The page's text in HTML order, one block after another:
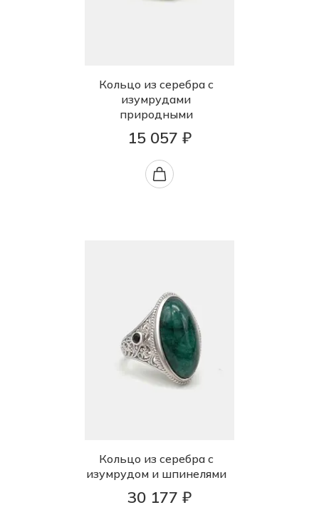
Кольцо из серебра с
изумрудами
природными
15 057 ₽
Кольцо из серебра с
изумрудом и шпинелями
30 177 ₽